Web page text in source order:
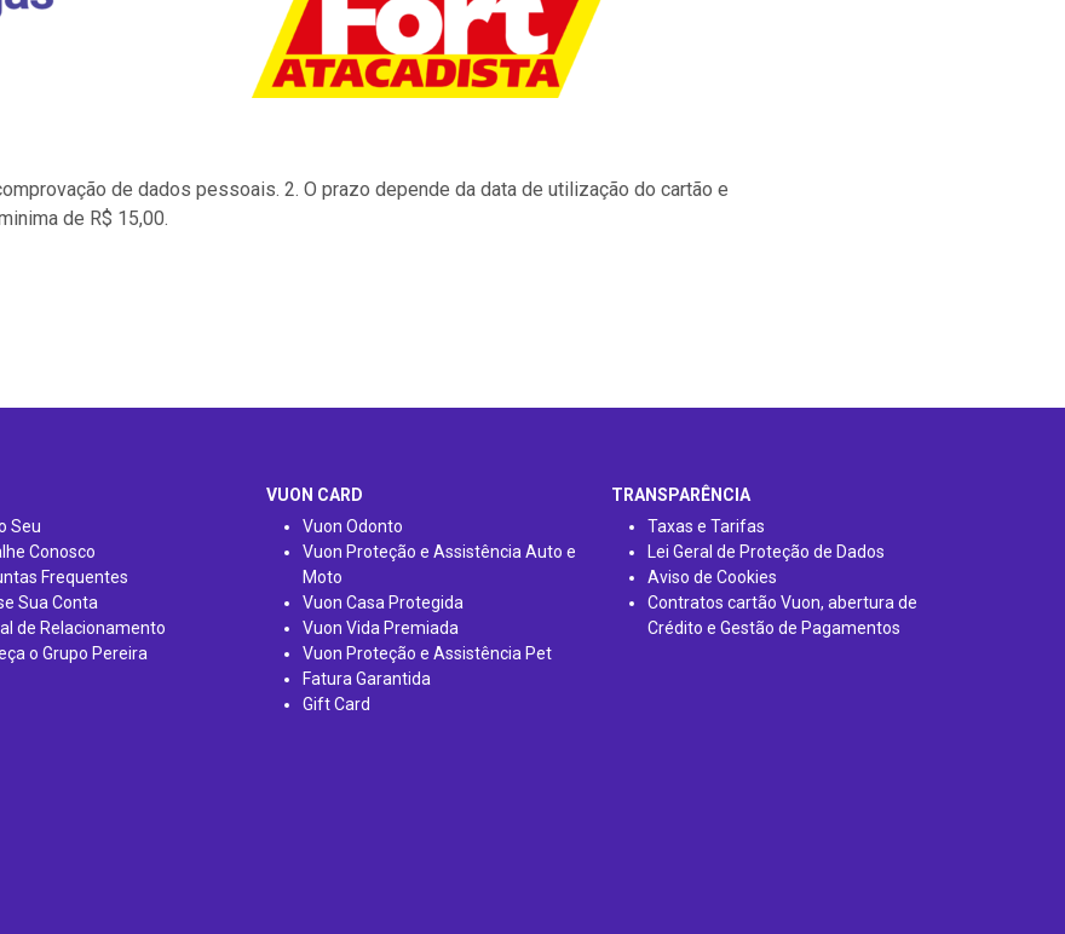
de dados pessoais. 2. O prazo depende da data de utilização do cartão e
de R$ 15,00.
Seu
Conosco
Frequentes
Sua Conta
de Relacionamento
o Grupo Pereira
VUON CARD
Vuon Odonto
Vuon Proteção e Assistência Auto e
Moto
Vuon Casa Protegida
Vuon Vida Premiada
Vuon Proteção e Assistência Pet
Fatura Garantida
Gift Card
TRANSPARÊNCIA
Taxas e Tarifas
Lei Geral de Proteção de Dados
Aviso de Cookies
Contratos cartão Vuon, abertura de
Crédito e Gestão de Pagamentos